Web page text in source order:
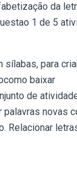
da
1 de 5
sílabas, para
baixar
de
novas
Relacionar